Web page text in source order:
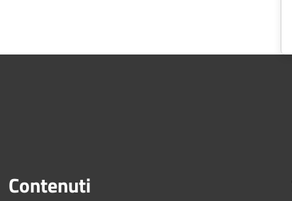
Contenuti